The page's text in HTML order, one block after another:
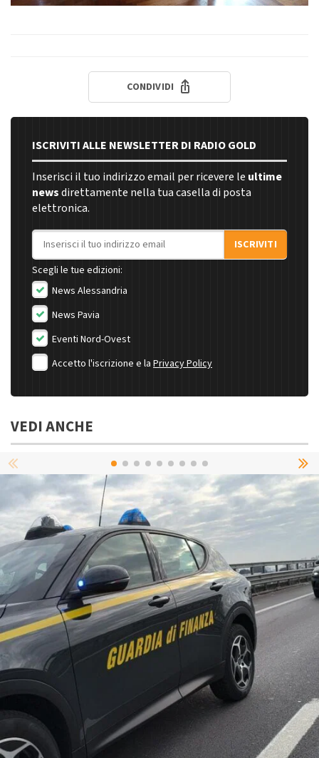
CONDIVIDI
ISCRIVITI ALLE NEWSLETTER DI RADIO GOLD
Inserisci il tuo indirizzo email per ricevere le ultime
newsdirettamente nella tua casella di posta
elettronica.
Indirizzo email
ISCRIVITI
Scegli le tue edizioni:
News Alessandria
News Pavia
Eventi Nord-Ovest
Accetto l'iscrizione e la Privacy Policy
VEDI ANCHE